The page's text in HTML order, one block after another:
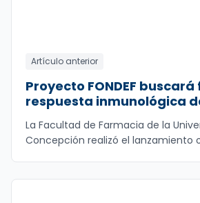
Artículo anterior
Proyecto FONDEF
respuesta inmunológica
mediante compuestos
sarmientos de vid
La Facultad de Farmacia de la
Concepción realizó el lanzamiento